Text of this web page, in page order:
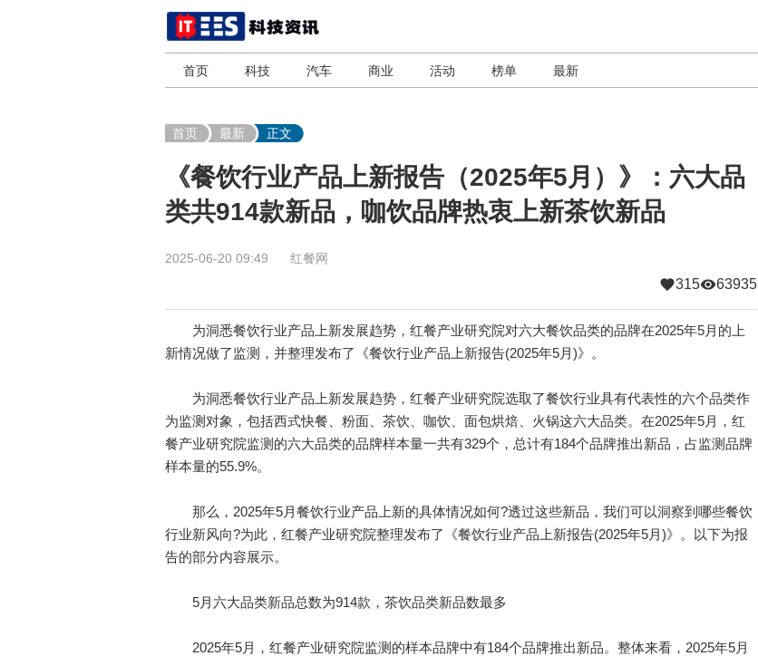
首页 科技 汽车 商业 活动 榜单 最新
首页 最新 正文
《餐饮行业产品上新报告（2025年5月）》：六大品
类共914款新品，咖饮品牌热衷上新茶饮新品
2025-06-20 09:49 红餐网
315 63935
为洞悉餐饮行业产品上新发展趋势，红餐产业研究院对六大餐饮品类的品牌在2025年5月的上
新情况做了监测，并整理发布了《餐饮行业产品上新报告(2025年5月)》。
为洞悉餐饮行业产品上新发展趋势，红餐产业研究院选取了餐饮行业具有代表性的六个品类作
为监测对象，包括西式快餐、粉面、茶饮、咖饮、面包烘焙、火锅这六大品类。在2025年5月，红
餐产业研究院监测的六大品类的品牌样本量一共有329个，总计有184个品牌推出新品，占监测品牌
样本量的55.9%。
那么，2025年5月餐饮行业产品上新的具体情况如何?透过这些新品，我们可以洞察到哪些餐饮
行业新风向?为此，红餐产业研究院整理发布了《餐饮行业产品上新报告(2025年5月)》。以下为报
告的部分内容展示。
5月六大品类新品总数为914款，茶饮品类新品数最多
2025年5月，红餐产业研究院监测的样本品牌中有184个品牌推出新品。整体来看，2025年5月